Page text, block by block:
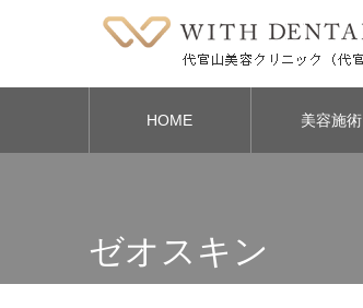
HOME 美容施術
ゼオスキン